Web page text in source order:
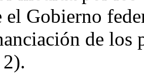
el Gobierno
de los